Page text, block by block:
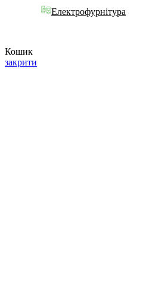
Електрофурнітура
Кошик
закрити